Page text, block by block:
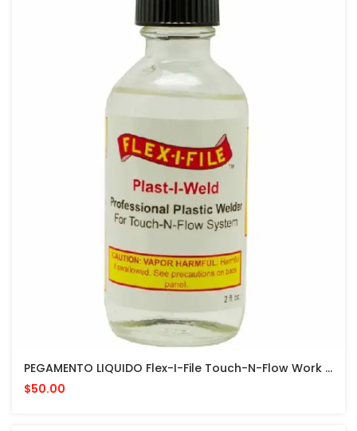
PEGAMENTO LIQUIDO Flex-I-File Touch-N-Flow Work Base And Plast-I-Weld Liquid Cement 2oz
$50.00